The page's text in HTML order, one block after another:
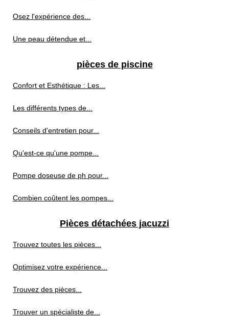
Osez l'expérience des...
Une peau détendue et...
pièces de piscine
Confort et Esthétique : Les...
Les différents types de...
Conseils d'entretien pour...
Qu'est-ce qu'une pompe...
Pompe doseuse de ph pour...
Combien coûtent les pompes...
Pièces détachées jacuzzi
Trouvez toutes les pièces...
Optimisez votre expérience...
Trouvez des pièces...
Trouver un spécialiste de...